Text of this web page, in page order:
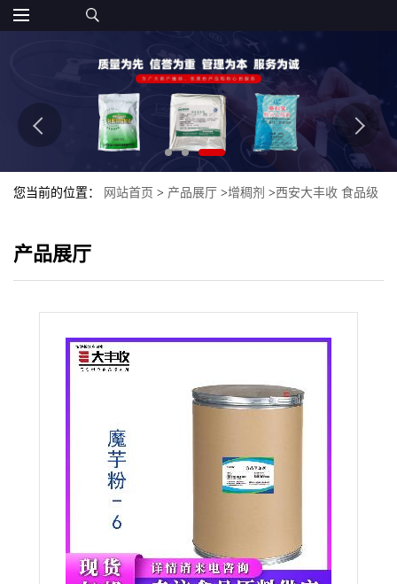
您当前的位置： 网站首页 > 产品展厅 >增稠剂 >西安大丰收 食品级
产品展厅